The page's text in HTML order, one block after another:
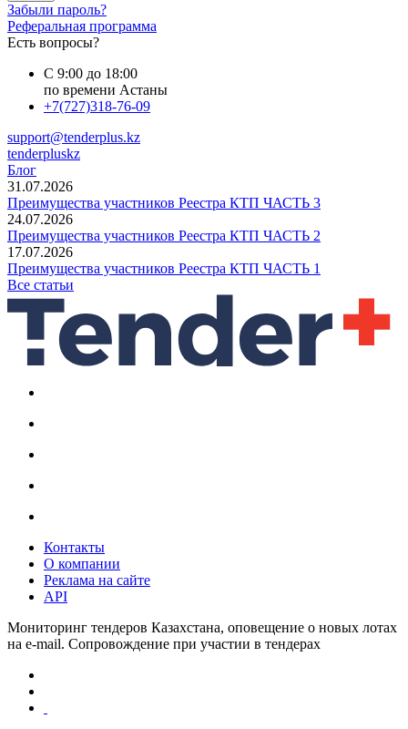
Забыли пароль?
Реферальная программа
Есть вопросы?
С 9:00 до 18:00
по времени Астаны
+7(727)318-76-09
support@tenderplus.kz
tenderpluskz
Блог
31.07.2026
Преимущества участников Реестра КТП ЧАСТЬ 3
24.07.2026
Преимущества участников Реестра КТП ЧАСТЬ 2
17.07.2026
Преимущества участников Реестра КТП ЧАСТЬ 1
Все статьи
Контакты
О компании
Реклама на сайте
API
Мониторинг тендеров Казахстана, оповещение о новых лотах
на e-mail. Сопровождение при участии в тендерах